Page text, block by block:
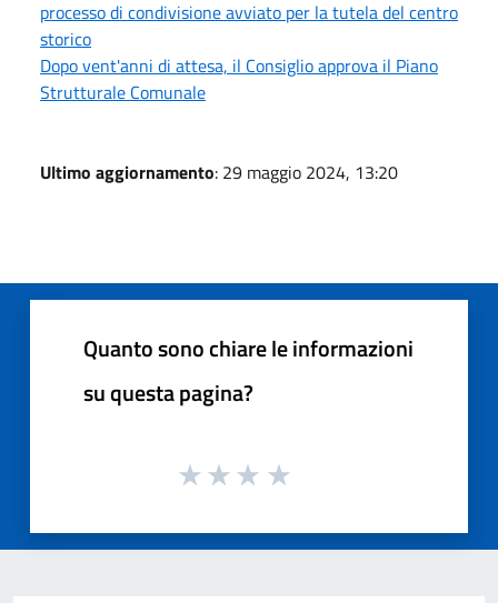
processo di condivisione avviato per la tutela del centro
storico
Dopo vent'anni di attesa, il Consiglio approva il Piano
Strutturale Comunale
Ultimo aggiornamento: 29 maggio 2024, 13:20
Quanto sono chiare le informazioni
su questa pagina?